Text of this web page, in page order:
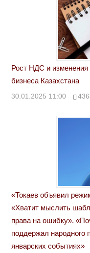
Рост НДС и изменения
бизнеса Казахстана
30.01.2025 11:00
«Токаев объявил
«Хватит мыслить
права на ошибку».
поддержал народного
январских событиях»